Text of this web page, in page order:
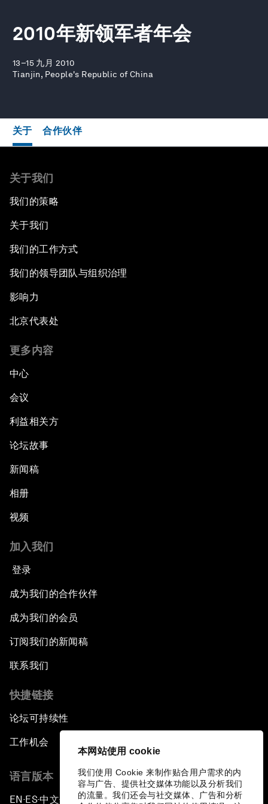
本网站使用 cookie
我们使用 Cookie 来制作贴合用户需求的内
容与广告、提供社交媒体功能以及分析我们
的流量。我们还会与社交媒体、广告和分析
2010年新领军者年会
13–15 九月 2010
Tianjin, People's Republic of China
关于 合作伙伴
关于我们
我们的策略
关于我们
我们的工作方式
我们的领导团队与组织治理
影响力
北京代表处
更多内容
中心
会议
利益相关方
论坛故事
新闻稿
相册
视频
加入我们
登录
成为我们的合作伙伴
成为我们的会员
订阅我们的新闻稿
联系我们
快捷链接
论坛可持续性
工作机会
语言版本
EN ▪ES▪中文▪ 日本語